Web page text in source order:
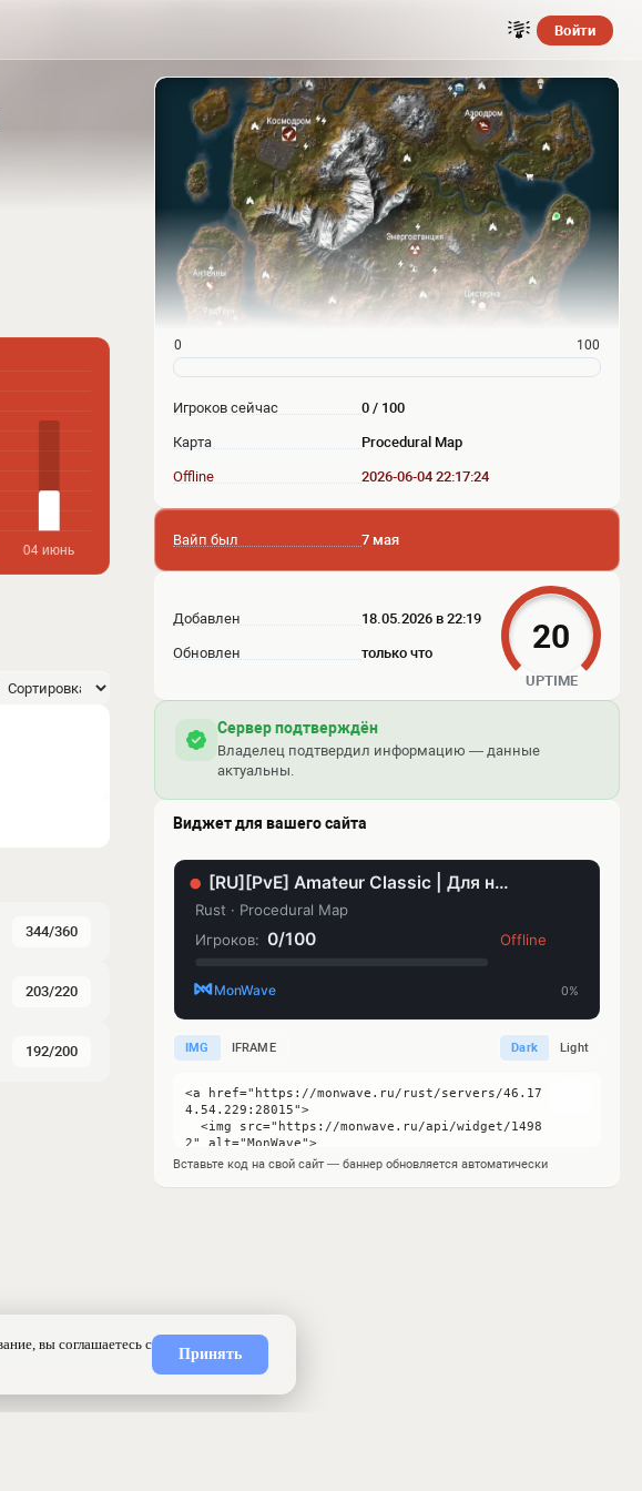
Войти
344/360
203/220
192/200
0 100
Игроков сейчас 0 / 100
Карта Procedural Map
Offline 2026-06-04 22:17:24
Вайп был 7 мая
Добавлен 18.05.2026 в 22:19
Обновлен только что 20
UPTIME
Сервер подтверждён
Владелец подтвердил информацию — данные
актуальны.
Виджет для вашего сайта
IMG IFRAME Dark Light
Вставьте код на свой сайт — баннер обновляется автоматически